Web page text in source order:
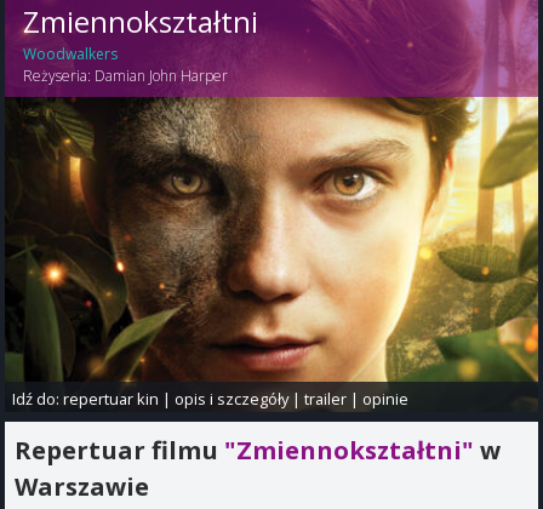
Zmiennokształtni
Woodwalkers
Reżyseria: Damian John Harper
Idź do:repertuar kin |opis i szczegóły|trailer | opinie
Repertuar filmu "Zmiennokształtni" w
Warszawie